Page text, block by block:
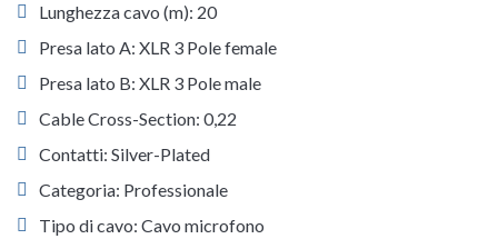
Lunghezza cavo (m): 20
Presa lato A: XLR 3 Pole female
Presa lato B: XLR 3 Pole male
Cable Cross-Section: 0,22
Contatti: Silver-Plated
Categoria: Professionale
Tipo di cavo: Cavo microfono